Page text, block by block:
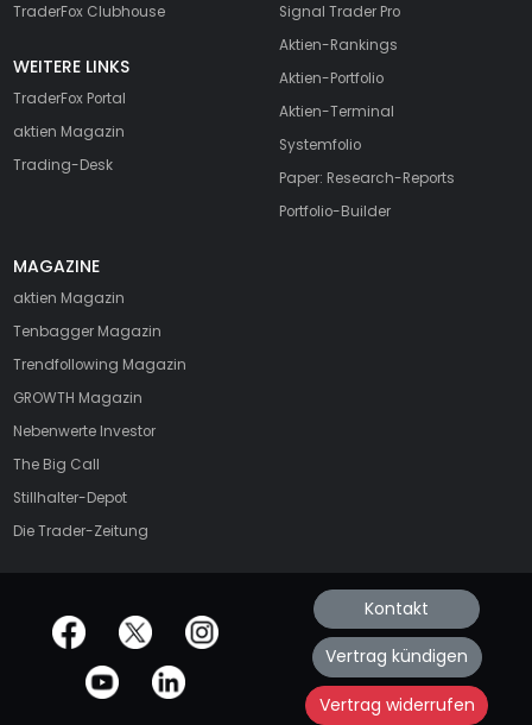
TraderFox Clubhouse
WEITERE LINKS
TraderFox Portal
aktien Magazin
Trading-Desk
Signal Trader Pro
Aktien-Rankings
Aktien-Portfolio
Aktien-Terminal
Systemfolio
Paper: Research-Reports
Portfolio-Builder
MAGAZINE
aktien Magazin
Tenbagger Magazin
Trendfollowing Magazin
GROWTH Magazin
Nebenwerte Investor
The Big Call
Stillhalter-Depot
Die Trader-Zeitung
offizielle Social Media-Accounts Kontakt
Vertrag kündigen
Vertrag widerrufen